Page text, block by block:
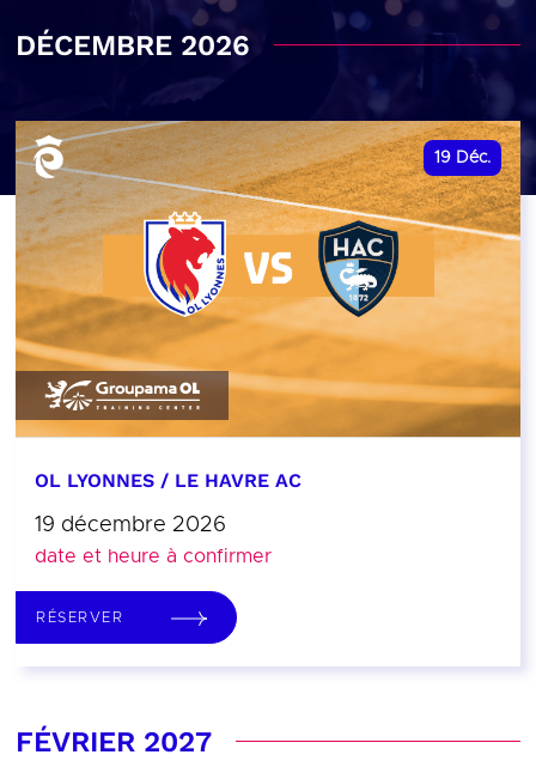
DÉCEMBRE 2026
19 Déc.
OL LYONNES / LE HAVRE AC
19 décembre 2026
date et heure à confirmer
RÉSERVER
FÉVRIER 2027